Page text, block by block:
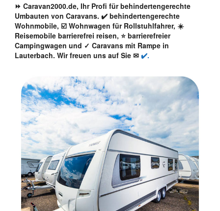
⏩ Caravan2000.de, Ihr Profi für behindertengerechte
Umbauten von Caravans. ✔️ behindertengerechte
Wohnmobile, ☑️ Wohnwagen für Rollstuhlfahrer, ☀️
Reisemobile barrierefrei reisen, ⭐ barrierefreier
Campingwagen und ✓ Caravans mit Rampe in
Lauterbach. Wir freuen uns auf Sie ✉ ✔️.